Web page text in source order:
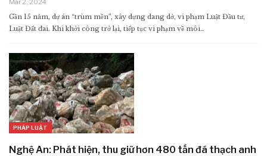
Mar 2, 2024
Gần 15 năm, dự án “trùm mền”, xây dựng dang dở, vi phạm Luật Đầu tư,
Luật Đất đai. Khi khởi công trở lại, tiếp tục vi phạm về môi…
PHÁP LUẬT
Nghệ An: Phát hiện, thu giữ hơn 480 tấn đá thạch anh